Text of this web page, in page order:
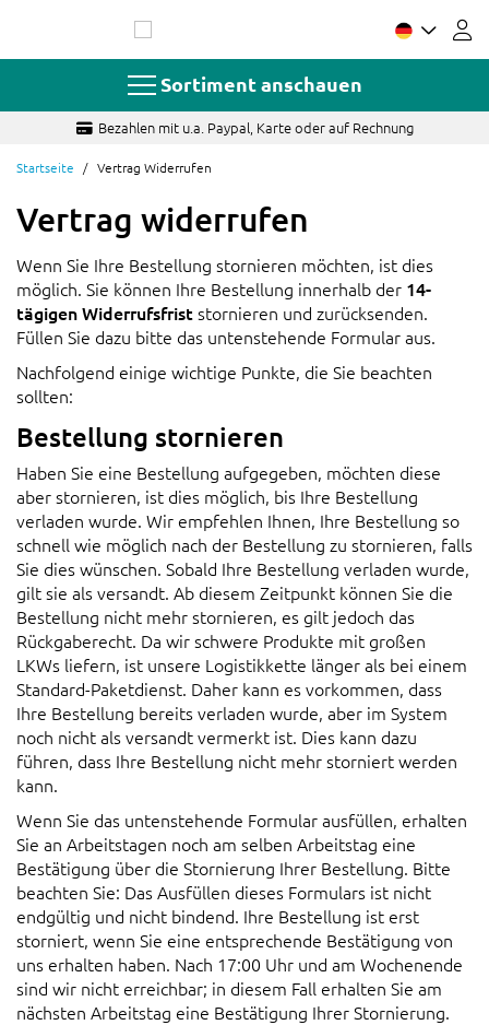
springen
Sortiment anschauen
Bezahlen mit u.a. Paypal, Karte oder auf Rechnung
Startseite Vertrag Widerrufen
Vertrag widerrufen
Wenn Sie Ihre Bestellung stornieren möchten, ist dies
möglich. Sie können Ihre Bestellung innerhalb der 14-
tägigen Widerrufsfriststornieren und zurücksenden.
Füllen Sie dazu bitte das untenstehende Formular aus.
Nachfolgend einige wichtige Punkte, die Sie beachten
sollten:
Bestellung stornieren
Haben Sie eine Bestellung aufgegeben, möchten diese
aber stornieren, ist dies möglich, bis Ihre Bestellung
verladen wurde. Wir empfehlen Ihnen, Ihre Bestellung so
schnell wie möglich nach der Bestellung zu stornieren, falls
Sie dies wünschen. Sobald Ihre Bestellung verladen wurde,
gilt sie als versandt. Ab diesem Zeitpunkt können Sie die
Bestellung nicht mehr stornieren, es gilt jedoch das
Rückgaberecht. Da wir schwere Produkte mit großen
LKWs liefern, ist unsere Logistikkette länger als bei einem
Standard-Paketdienst. Daher kann es vorkommen, dass
Ihre Bestellung bereits verladen wurde, aber im System
noch nicht als versandt vermerkt ist. Dies kann dazu
führen, dass Ihre Bestellung nicht mehr storniert werden
kann.
Wenn Sie das untenstehende Formular ausfüllen, erhalten
Sie an Arbeitstagen noch am selben Arbeitstag eine
Bestätigung über die Stornierung Ihrer Bestellung. Bitte
beachten Sie: Das Ausfüllen dieses Formulars ist nicht
endgültig und nicht bindend. Ihre Bestellung ist erst
storniert, wenn Sie eine entsprechende Bestätigung von
uns erhalten haben. Nach 17:00 Uhr und am Wochenende
sind wir nicht erreichbar; in diesem Fall erhalten Sie am
nächsten Arbeitstag eine Bestätigung Ihrer Stornierung.